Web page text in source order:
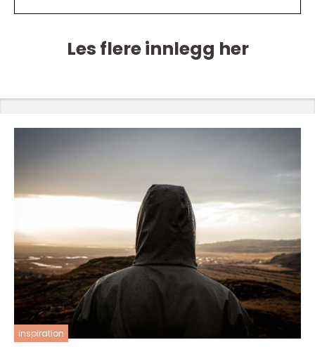
Les flere innlegg her
inspiration